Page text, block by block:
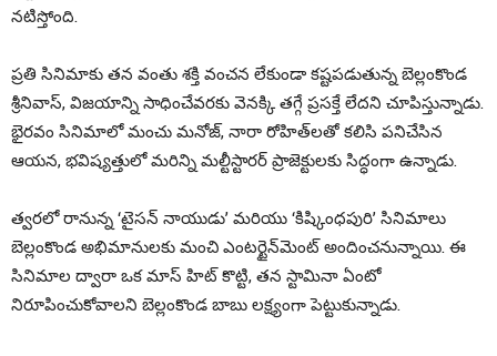
నటిస్తోంది.
ప్రతి సినిమాకు తన వంతు శక్తి వంచన లేకుండా కష్టపడుతున్న బెల్లంకొండ
శ్రీనివాస్, విజయాన్ని సాధించేవరకు వెనక్కి తగ్గే ప్రసక్తే లేదని చూపిస్తున్నాడు.
భైరవం సినిమాలో మంచు మనోజ్, నారా రోహిత్‌లతో కలిసి పనిచేసిన
ఆయన, భవిష్యత్తులో మరిన్ని మల్టీస్టారర్ ప్రాజెక్టులకు సిద్ధంగా ఉన్నాడు.
త్వరలో రానున్న ‘టైసన్ నాయుడు’ మరియు ‘కిష్కింధపురి’ సినిమాలు
బెల్లంకొండ అభిమానులకు మంచి ఎంటర్టైన్‌మెంట్ అందించనున్నాయి. ఈ
సినిమాల ద్వారా ఒక మాస్ హిట్ కొట్టి, తన స్టామినా ఏంటో
నిరూపించుకోవాలని బెల్లంకొండ బాబు లక్ష్యంగా పెట్టుకున్నాడు.